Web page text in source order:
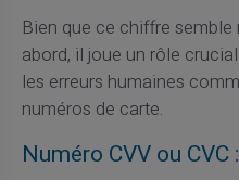
Bien que ce chiffre
abord, il joue un rôle
les erreurs humaines
numéros de carte.
Numéro CVV ou